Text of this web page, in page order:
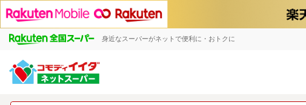
身近なスーパーがネットで便利に・おトクに